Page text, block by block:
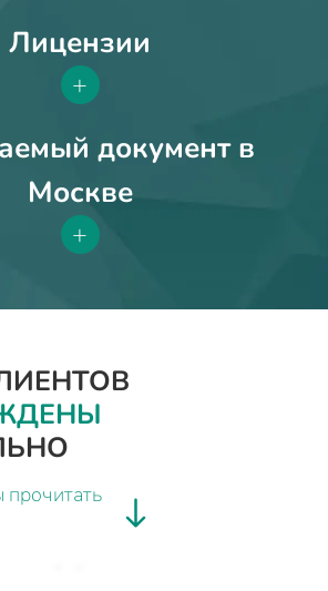
Лицензии
+
документ в
Москве
+
прочитать